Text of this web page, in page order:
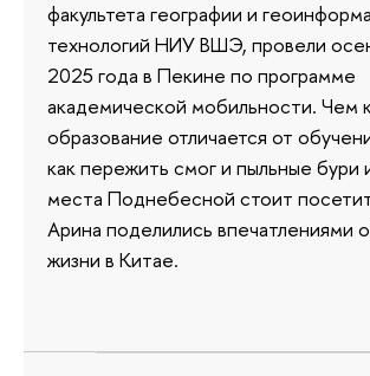
факультета географии и
технологий НИУ ВШЭ, провели
2025 года в Пекине по программе
академической мобильности. Чем
образование отличается от
как пережить смог и пыльные бури
места Поднебесной стоит
Арина поделились впечатлениями
жизни в Китае.